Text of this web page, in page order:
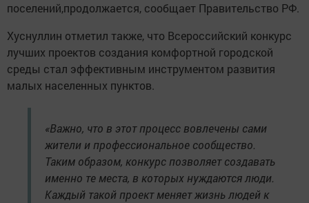
поселений,продолжается, сообщает Правительство РФ.
Хуснуллин отметил также, что Всероссийский конкурс
лучших проектов создания комфортной городской
среды стал эффективным инструментом развития
малых населенных пунктов.
«Важно, что в этот процесс вовлечены сами
жители и профессиональное сообщество.
Таким образом, конкурс позволяет создавать
именно те места, в которых нуждаются люди.
Каждый такой проект меняет жизнь людей к